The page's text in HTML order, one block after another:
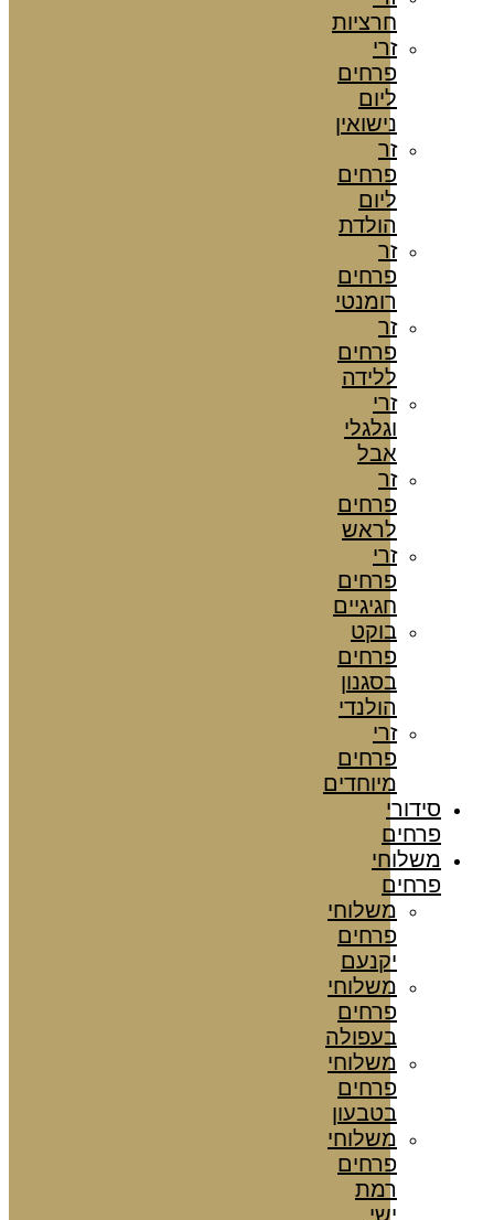
חרציות
זרי
פרחים
ליום
נישואין
זר
פרחים
ליום
הולדת
זר
פרחים
רומנטי
זר
פרחים
ללידה
זרי
וגלגלי
אבל
זר
פרחים
לראש
זרי
פרחים
חגיגיים
בוקט
פרחים
בסגנון
הולנדי
זרי
פרחים
מיוחדים
סידורי
פרחים
משלוחי
פרחים
משלוחי
פרחים
יקנעם
משלוחי
פרחים
בעפולה
משלוחי
פרחים
בטבעון
משלוחי
פרחים
רמת
ישי